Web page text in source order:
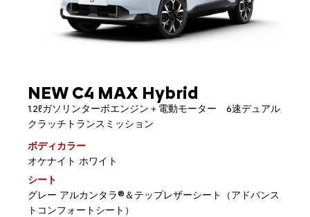
NEW C4 MAX Hybrid
1.2ℓガソリンターボエンジン＋電動モーター 6速デュアル
クラッチトランスミッション
ボディカラー
オケナイト ホワイト
シート
グレー アルカンタラ®＆テップレザーシート（アドバンス
トコンフォートシート）